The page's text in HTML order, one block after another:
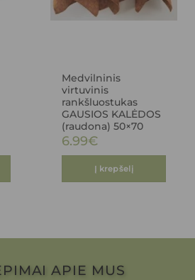
Medvilninis
virtuvinis
rankšluostukas
GAUSIOS KALĖDOS
(raudona) 50×70
6.99€
Į krepšelį
APIE MUS